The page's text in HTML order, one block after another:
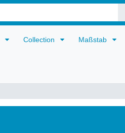
Collection Maßstab